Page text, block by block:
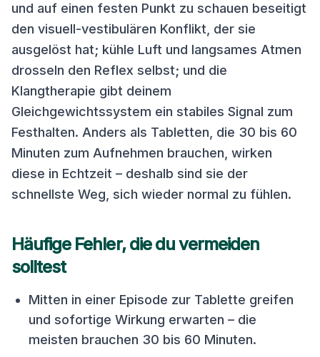
und auf einen festen Punkt zu schauen beseitigt
den visuell-vestibulären Konflikt, der sie
ausgelöst hat; kühle Luft und langsames Atmen
drosseln den Reflex selbst; und die
Klangtherapie gibt deinem
Gleichgewichtssystem ein stabiles Signal zum
Festhalten. Anders als Tabletten, die 30 bis 60
Minuten zum Aufnehmen brauchen, wirken
diese in Echtzeit – deshalb sind sie der
schnellste Weg, sich wieder normal zu fühlen.
Häufige Fehler, die du vermeiden
solltest
Mitten in einer Episode zur Tablette greifen
und sofortige Wirkung erwarten – die
meisten brauchen 30 bis 60 Minuten.